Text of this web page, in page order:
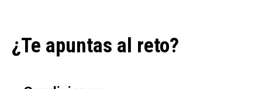
¿Te apuntas al reto?